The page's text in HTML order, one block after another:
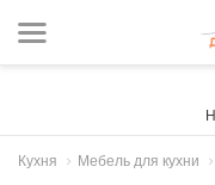
Кухня Мебель для кухни